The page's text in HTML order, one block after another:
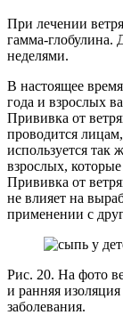
При лечении
гамма-глобулина.
неделями.
В настоящее
года и взрослых
Прививка от
проводится
используется так
взрослых,
Прививка от
не влияет на
применении с
Рис. 20. На фото
и ранняя
заболевания.